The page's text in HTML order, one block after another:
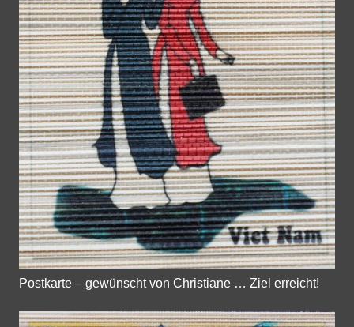
Postkarte – gewünscht von Christiane … Ziel erreicht!